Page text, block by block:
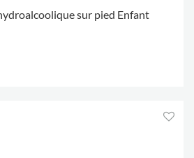
sur pied Enfant